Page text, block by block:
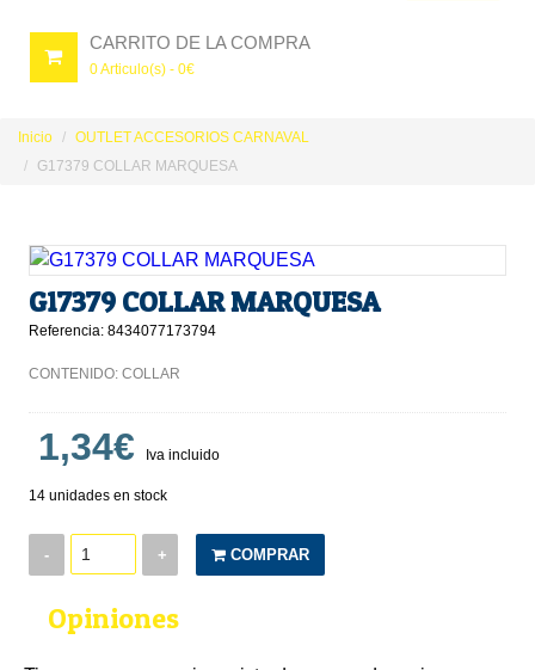
CARRITO DE LA COMPRA
0Articulo(s) - 0€
Inicio
OUTLET ACCESORIOS CARNAVAL
G17379 COLLAR MARQUESA
G17379 COLLAR MARQUESA
Referencia: 8434077173794
CONTENIDO: COLLAR
1,34€ Iva incluido
14 unidades en stock
- + COMPRAR
Opiniones